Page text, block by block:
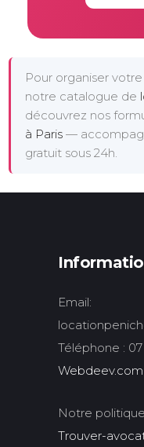
Pour organiser
notre catalogue de
découvrez nos
à Paris —
gratuit sous 24h.
Email:
Téléphone :
Webdeev.com
Notre
Trouver-